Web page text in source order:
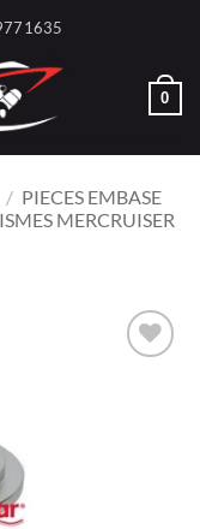
0
/ PIECES EMBASE
MERCRUISER